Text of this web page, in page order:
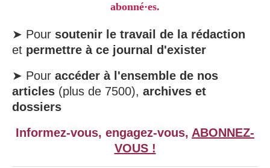
abonné·es.
➤ Pour soutenir le travail de la rédaction
et permettre à ce journal d'exister
➤ Pour accéder à l'ensemble de nos
articles (plus de 7500), archives et
dossiers
Informez-vous, engagez-vous, ABONNEZ-
VOUS !